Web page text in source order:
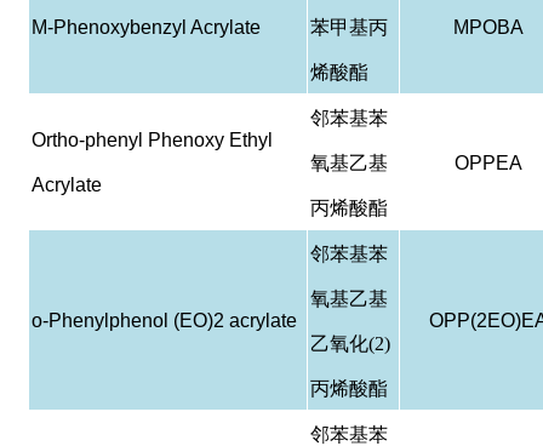
M-Phenoxybenzyl Acrylate 苯甲基丙
烯酸酯
MPOBA
Ortho-phenyl Phenoxy Ethyl
Acrylate
邻苯基苯
氧基乙基
丙烯酸酯
OPPEA
o-Phenylphenol (EO)2 acrylate
邻苯基苯
氧基乙基
乙氧化(2)
丙烯酸酯
邻苯基苯